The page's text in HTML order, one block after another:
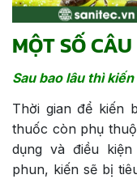
MỘT SỐ
Sau bao lâu thì
Thời gian để kiến
thuốc còn phụ
dụng và điều
phun, kiến sẽ bị